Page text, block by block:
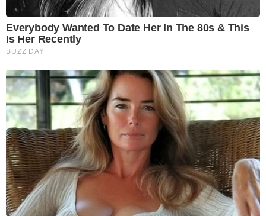
Everybody Wanted To Date Her In The 80s & This
Is Her Recently
BUZZ DAY